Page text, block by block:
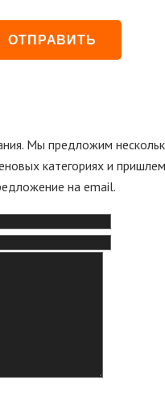
Мы предложим
категориях и
на email.